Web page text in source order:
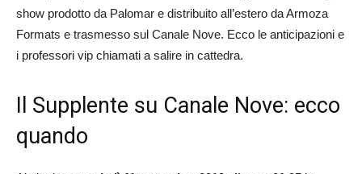
show prodotto da Palomar e distribuito all’estero da Armoza
Formats e trasmesso sul Canale Nove. Ecco le anticipazioni e
i professori vip chiamati a salire in cattedra.
Il Supplente su Canale Nove: ecco
quando